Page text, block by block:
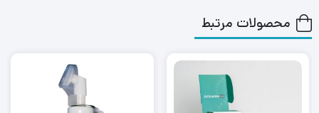
محصولات مرتبط